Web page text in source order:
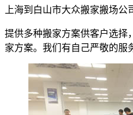
上海到白山市大众搬家搬场公
提供多种搬家方案供客户选
家方案。我们有自己严敬的服